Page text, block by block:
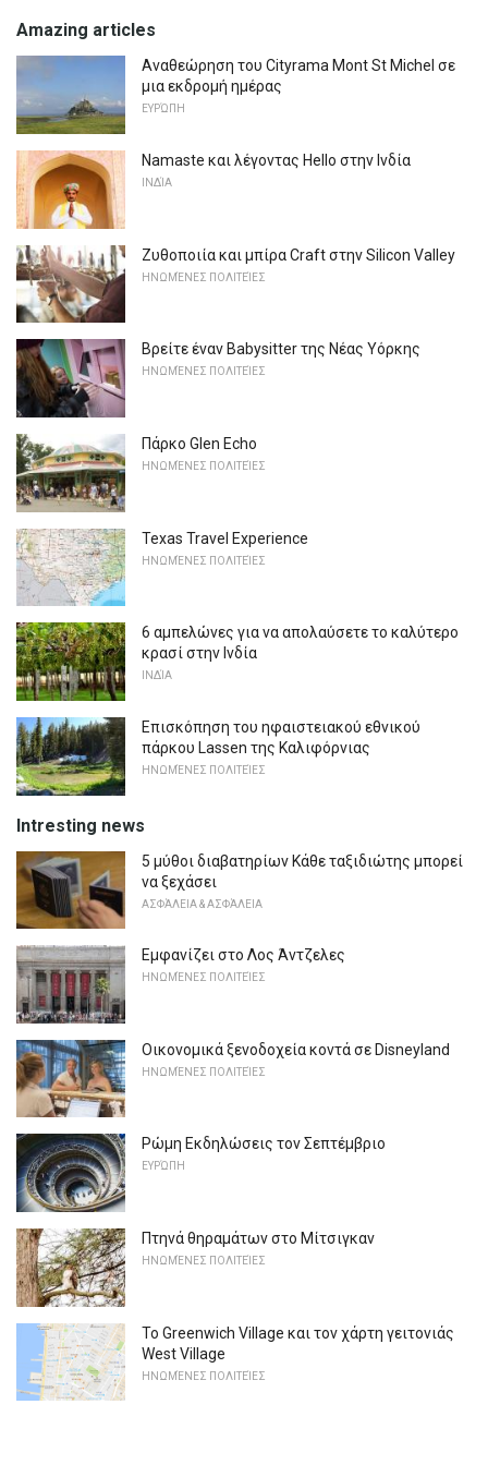
Amazing articles
Αναθεώρηση του Cityrama Mont St Michel σε
μια εκδρομή ημέρας
ΕΥΡΏΠΗ
Namaste και λέγοντας Hello στην Ινδία
ΙΝΔΊΑ
Ζυθοποιία και μπίρα Craft στην Silicon Valley
ΗΝΩΜΈΝΕΣ ΠΟΛΙΤΕΊΕΣ
Βρείτε έναν Babysitter της Νέας Υόρκης
ΗΝΩΜΈΝΕΣ ΠΟΛΙΤΕΊΕΣ
Πάρκο Glen Echo
ΗΝΩΜΈΝΕΣ ΠΟΛΙΤΕΊΕΣ
Texas Travel Experience
ΗΝΩΜΈΝΕΣ ΠΟΛΙΤΕΊΕΣ
6 αμπελώνες για να απολαύσετε το καλύτερο
κρασί στην Ινδία
ΙΝΔΊΑ
Επισκόπηση του ηφαιστειακού εθνικού
πάρκου Lassen της Καλιφόρνιας
ΗΝΩΜΈΝΕΣ ΠΟΛΙΤΕΊΕΣ
Intresting news
5 μύθοι διαβατηρίων Κάθε ταξιδιώτης μπορεί
να ξεχάσει
ΑΣΦΆΛΕΙΑ & ΑΣΦΆΛΕΙΑ
Εμφανίζει στο Λος Άντζελες
ΗΝΩΜΈΝΕΣ ΠΟΛΙΤΕΊΕΣ
Οικονομικά ξενοδοχεία κοντά σε Disneyland
ΗΝΩΜΈΝΕΣ ΠΟΛΙΤΕΊΕΣ
Ρώμη Εκδηλώσεις τον Σεπτέμβριο
ΕΥΡΏΠΗ
Πτηνά θηραμάτων στο Μίτσιγκαν
ΗΝΩΜΈΝΕΣ ΠΟΛΙΤΕΊΕΣ
Το Greenwich Village και τον χάρτη γειτονιάς
West Village
ΗΝΩΜΈΝΕΣ ΠΟΛΙΤΕΊΕΣ